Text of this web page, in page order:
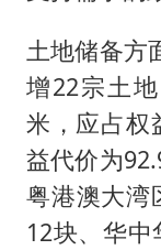
土地储备方
增22宗土
米，应占权
益代价为
粤港澳大湾
12块、华